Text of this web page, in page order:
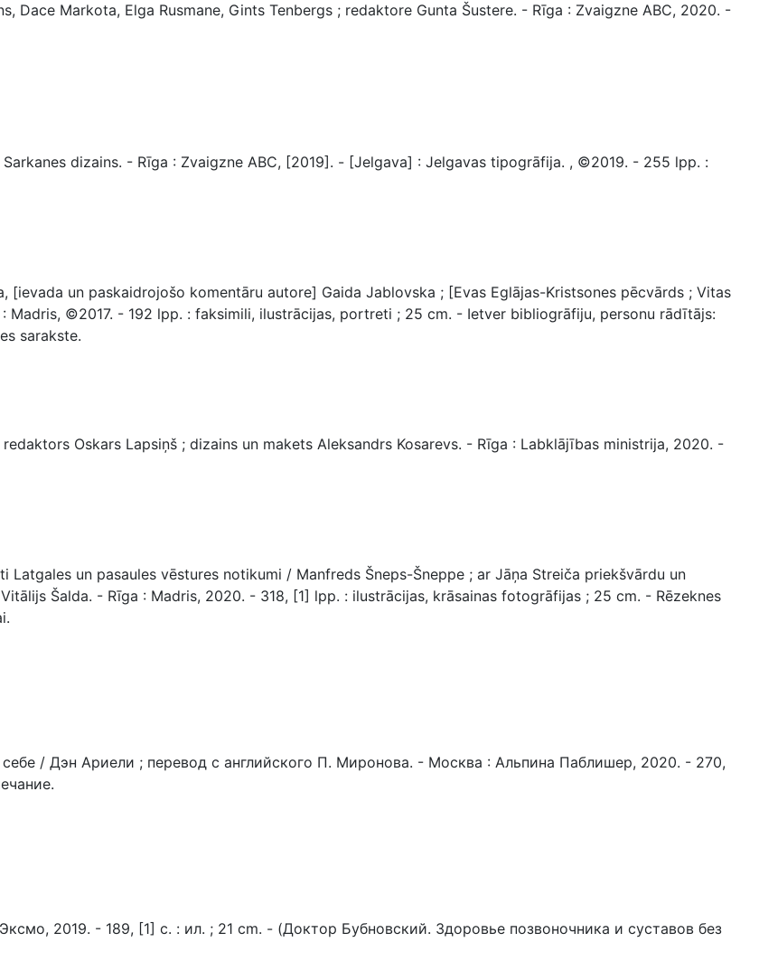
Dace Markota, Elga Rusmane, Gints Tenbergs ; redaktore Gunta Šustere. - Rīga : Zvaigzne ABC, 2020. -
dizains. - Rīga : Zvaigzne ABC, [2019]. - [Jelgava] : Jelgavas tipogrāfija. , ©2019. - 255 lpp. :
[ievada un paskaidrojošo komentāru autore] Gaida Jablovska ; [Evas Eglājas-Kristsones pēcvārds ; Vitas
Madris, ©2017. - 192 lpp. : faksimili, ilustrācijas, portreti ; 25 cm. - Ietver bibliogrāfiju, personu rādītājs:
sarakste.
Oskars Lapsiņš ; dizains un makets Aleksandrs Kosarevs. - Rīga : Labklājības ministrija, 2020. -
un pasaules vēstures notikumi / Manfreds Šneps-Šneppe ; ar Jāņa Streiča priekšvārdu un
Šalda. - Rīga : Madris, 2020. - 318, [1] lpp. : ilustrācijas, krāsainas fotogrāfijas ; 25 cm. - Rēzeknes
/ Дэн Ариели ; перевод с английского П. Миронова. - Москва : Альпина Паблишер, 2020. - 270,
2019. - 189, [1] с. : ил. ; 21 cm. - (Доктор Бубновский. Здоровье позвоночника и суставов без